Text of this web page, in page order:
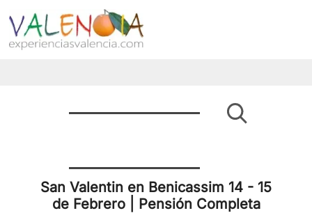
San Valentin en Benicassim 14 - 15
de Febrero | Pensión Completa